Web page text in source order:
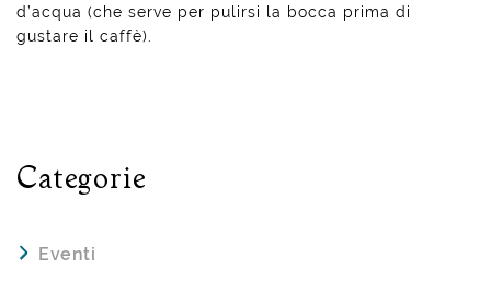
d’acqua (che serve per pulirsi la bocca prima di
gustare il caffè).
Categorie
Eventi